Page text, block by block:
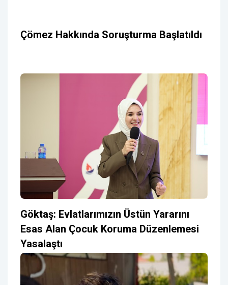
Çömez Hakkında Soruşturma Başlatıldı
Göktaş: Evlatlarımızın Üstün Yararını
Esas Alan Çocuk Koruma Düzenlemesi
Yasalaştı